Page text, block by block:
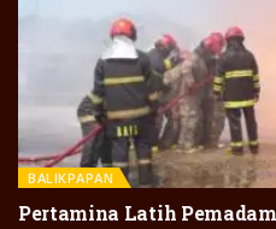
BALIKPAPAN
Pertamina Latih